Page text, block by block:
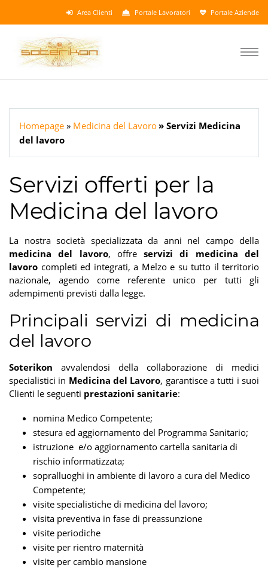
Area Clienti Portale Lavoratori Portale Aziende
Homepage Medicina del Lavoro
Servizi Medicina
del lavoro
Servizi offerti per la
Medicina del lavoro
La nostra società specializzata da anni nel campo della
medicina del lavoro, offreservizi di medicina del
lavoro completi ed integrati, a Melzo e su tutto il territorio
nazionale, agendo come referente unico per tutti gli
adempimenti previsti dalla legge.
Principali servizi di medicina
del lavoro
Soterikon avvalendosi della collaborazione di medici
specialistici in Medicina del Lavoro, garantisce a tutti i suoi
Clienti le seguenti prestazioni sanitarie:
nomina Medico Competente;
stesura ed aggiornamento del Programma Sanitario;
istruzione e/o aggiornamento cartella sanitaria di
rischio informatizzata;
sopralluoghi in ambiente di lavoro a cura del Medico
Competente;
visite specialistiche di medicina del lavoro;
visita preventiva in fase di preassunzione
visite periodiche
visite per rientro maternità
visite per cambio mansione